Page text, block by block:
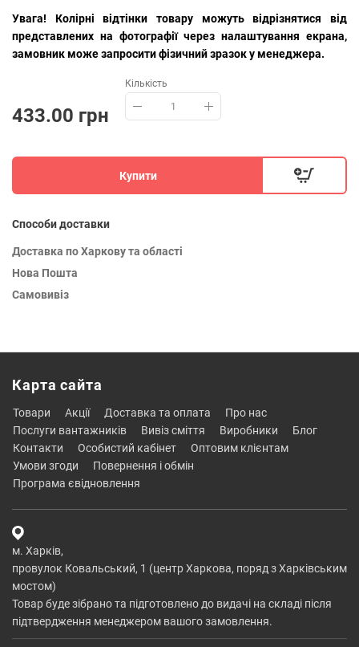
Увага! Колірні відтінки товару можуть відрізнятися від
представлених на фотографії через налаштування екрана,
замовник може запросити фізичний зразок у менеджера.
433.00 грн
Кількість
Купити
Способи доставки
Доставка по Харкову та області
Нова Пошта
Самовивіз
Карта сайта
товари акції доставка та оплата
про нас
послуги вантажників
вивіз сміття виробники
блог
контакти
особистий кабінет
оптовим клієнтам
умови згоди
повернення і обмін
програма євідновлення
м. Харків,
провулок Ковальський, 1 (центр Харкова, поряд з Харківським
мостом)
Товар буде зібрано та підготовлено до видачі на складі після
підтвердження менеджером вашого замовлення.